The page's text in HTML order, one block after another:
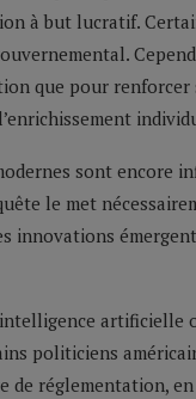
à but lucratif.
que pour
sont encore
le met
innovations
politiciens
de réglementation,